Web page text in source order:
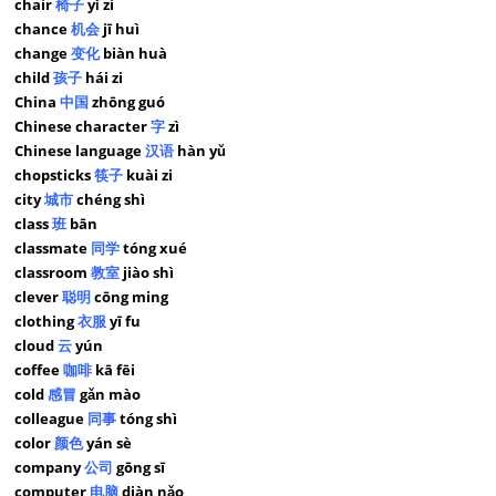
chair椅子yǐ zi
chance机会 jī huì
change变化biàn huà
child孩子 hái zi
China中国 zhōng guó
Chinese character字zì
Chinese language汉语 hàn yǔ
chopsticks筷子 kuài zi
city城市chéng shì
class班 bān
classmate 同学tóng xué
classroom教室 jiào shì
clever聪明 cōng ming
clothing衣服yī fu
cloud云yún
coffee咖啡 kā fēi
cold感冒 gǎn mào
colleague 同事tóng shì
color颜色yán sè
company公司 gōng sī